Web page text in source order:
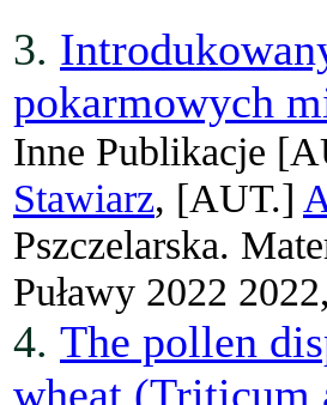
3.
pokarmowych
Inne Publikacje
Stawiarz, [AUT.]
Pszczelarska.
Puławy 2022
4. The pollen
wheat (Triticum